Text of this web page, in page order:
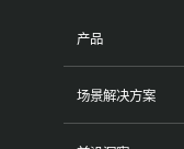
产品
场景解决方案